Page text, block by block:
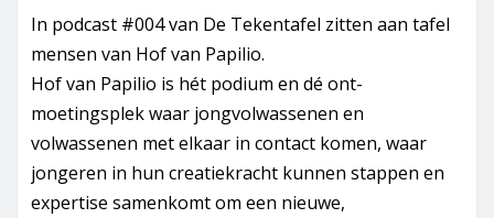
In podcast #004 van De Tekentafel zitten aan tafel
mensen van Hof van Papilio.
Hof van Papilio is hét podium en dé ont-
moetingsplek waar jongvolwassenen en
volwassenen met elkaar in contact komen, waar
jongeren in hun creatiekracht kunnen stappen en
expertise samenkomt om een nieuwe,